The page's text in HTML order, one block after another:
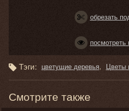
обрезать
посмотреть
Тэги: цветущие деревья Цветы
Смотрите также